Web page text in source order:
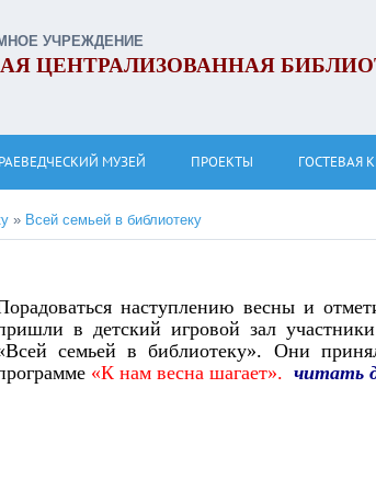
УЧРЕЖДЕНИЕ
ЦЕНТРАЛИЗОВАННАЯ
МУЗЕЙ ПРОЕКТЫ ГОСТЕВАЯ
» Всей семьей в библиотеку
наступлению весны и
в детский игровой зал
семьей в библиотеку». Они
«К нам весна шагает». читать